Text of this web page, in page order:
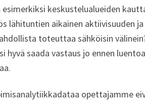
keskustelualueiden
lähituntien aikainen aktiivisuuden
toteuttaa sähköisin
hyvä saada vastaus jo ennen
opettajamme